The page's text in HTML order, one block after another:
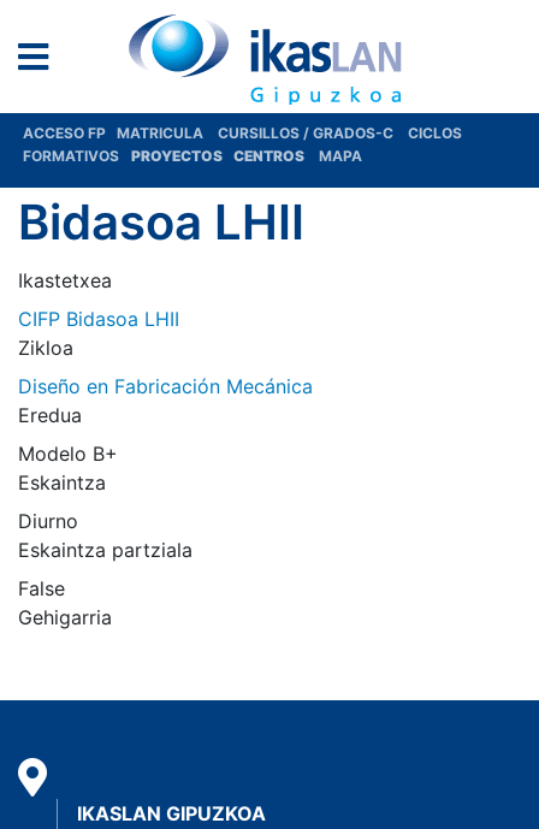
ACCESO FP MATRICULA CURSILLOS / GRADOS-C
CICLOS
FORMATIVOS
PROYECTOS CENTROS MAPA
Bidasoa LHII
Ikastetxea
CIFP Bidasoa LHII
Zikloa
Diseño en Fabricación Mecánica
Eredua
Modelo B+
Eskaintza
Diurno
Eskaintza partziala
False
Gehigarria
IKASLAN GIPUZKOA